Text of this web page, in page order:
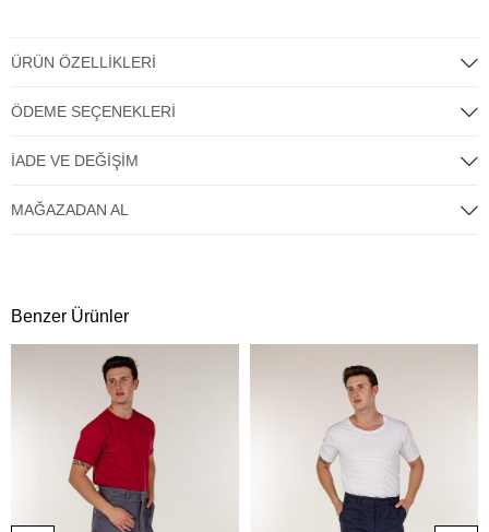
ÜRÜN ÖZELLIKLERI
ÖDEME SEÇENEKLERI
İADE VE DEĞIŞIM
MAĞAZADAN AL
Benzer Ürünler